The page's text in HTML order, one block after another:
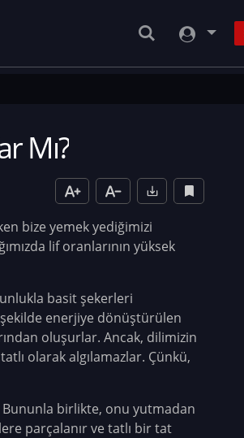
Mı?
bize yemek yediğimizi
lif oranlarının yüksek
basit şekerleri
enerjiye dönüştürülen
oluşurlar. Ancak, dilimizin
olarak algılamazlar. Çünkü,
Bununla birlikte, onu yutmadan
parçalanır ve tatlı bir tat